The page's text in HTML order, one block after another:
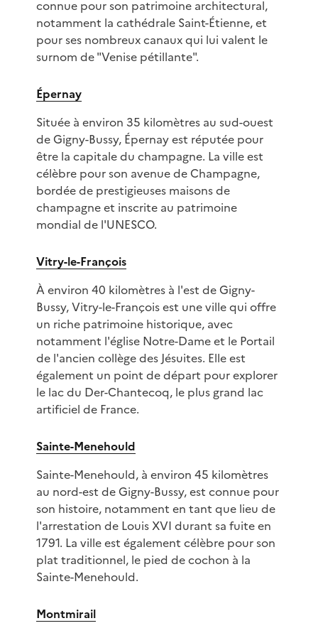
connue pour son patrimoine architectural,
notamment la cathédrale Saint-Étienne, et
pour ses nombreux canaux qui lui valent le
surnom de "Venise pétillante".
Épernay
Située à environ 35 kilomètres au sud-ouest
de Gigny-Bussy, Épernay est réputée pour
être la capitale du champagne. La ville est
célèbre pour son avenue de Champagne,
bordée de prestigieuses maisons de
champagne et inscrite au patrimoine
mondial de l'UNESCO.
Vitry-le-François
À environ 40 kilomètres à l'est de Gigny-
Bussy, Vitry-le-François est une ville qui offre
un riche patrimoine historique, avec
notamment l'église Notre-Dame et le Portail
de l'ancien collège des Jésuites. Elle est
également un point de départ pour explorer
le lac du Der-Chantecoq, le plus grand lac
artificiel de France.
Sainte-Menehould
Sainte-Menehould, à environ 45 kilomètres
au nord-est de Gigny-Bussy, est connue pour
son histoire, notamment en tant que lieu de
l'arrestation de Louis XVI durant sa fuite en
1791. La ville est également célèbre pour son
plat traditionnel, le pied de cochon à la
Sainte-Menehould.
Montmirail